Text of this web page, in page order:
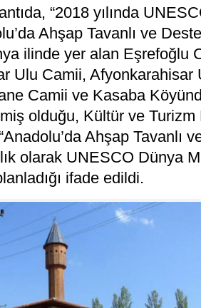
“2018 yılında
Ahşap Tavanlı ve
ilinde yer alan Eşrefoğlu
Ulu Camii, Afyonkarahisar
Camii ve Kasaba
olduğu, Kültür ve Turizm
Ahşap Tavanlı
olarak UNESCO Dünya
ifade edildi.